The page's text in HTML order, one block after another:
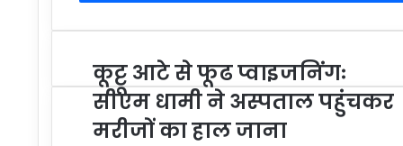
कूट्टू आटे से फूढ प्वाइजनिंगः
सीएम धामी ने अस्पताल पहुंचकर
मरीजों का हाल जाना